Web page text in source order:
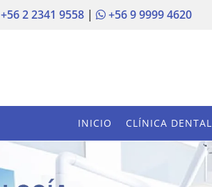
+56 2 2341 9558 | +56 9 9999 4620
INICIO CLÍNICA DENTAL